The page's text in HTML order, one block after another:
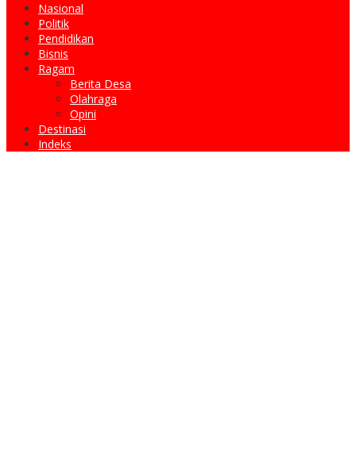
Nasional
Politik
Pendidikan
Bisnis
Ragam
Berita Desa
Olahraga
Opini
Destinasi
Indeks